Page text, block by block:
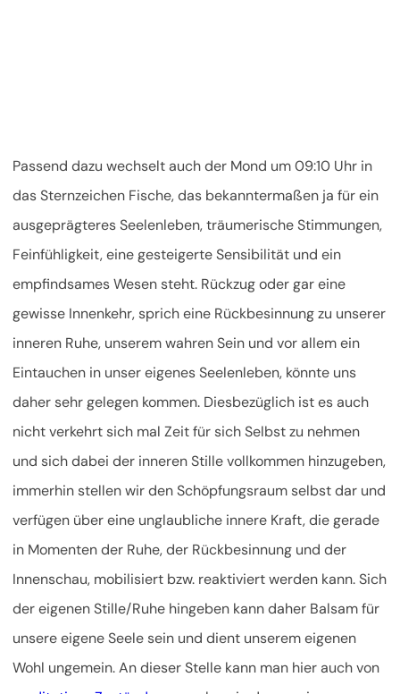
Passend dazu wechselt auch der Mond um 09:10 Uhr in
das Sternzeichen Fische, das bekanntermaßen ja für ein
ausgeprägteres Seelenleben, träumerische Stimmungen,
Feinfühligkeit, eine gesteigerte Sensibilität und ein
empfindsames Wesen steht. Rückzug oder gar eine
gewisse Innenkehr, sprich eine Rückbesinnung zu unserer
inneren Ruhe, unserem wahren Sein und vor allem ein
Eintauchen in unser eigenes Seelenleben, könnte uns
daher sehr gelegen kommen. Diesbezüglich ist es auch
nicht verkehrt sich mal Zeit für sich Selbst zu nehmen
und sich dabei der inneren Stille vollkommen hinzugeben,
immerhin stellen wir den Schöpfungsraum selbst dar und
verfügen über eine unglaubliche innere Kraft, die gerade
in Momenten der Ruhe, der Rückbesinnung und der
Innenschau, mobilisiert bzw. reaktiviert werden kann. Sich
der eigenen Stille/Ruhe hingeben kann daher Balsam für
unsere eigene Seele sein und dient unserem eigenen
Wohl ungemein. An dieser Stelle kann man hier auch von